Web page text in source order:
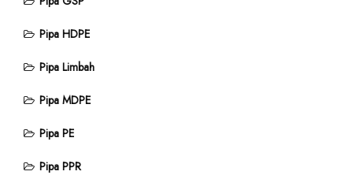
Pipa HDPE
Pipa Limbah
Pipa MDPE
Pipa PE
Pipa PPR